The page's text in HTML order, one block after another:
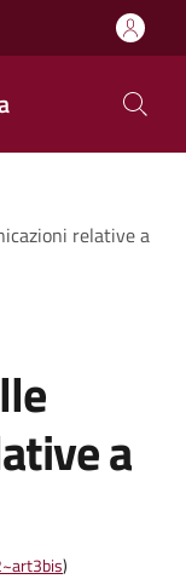
relative a
a
)